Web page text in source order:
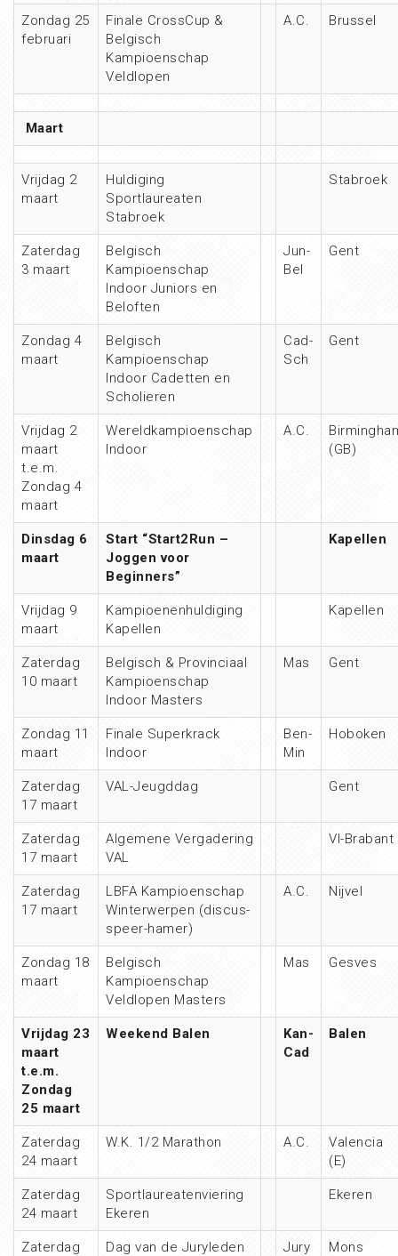
Zondag 25
februari
Finale CrossCup &
Belgisch
Kampioenschap
Veldlopen
A.C. Brussel
Maart
Vrijdag 2
maart
Huldiging
Sportlaureaten
Stabroek
Stabroek
Zaterdag
3 maart
Belgisch
Kampioenschap
Indoor Juniors en
Beloften
Jun-
Bel
Gent
Zondag 4
maart
Belgisch
Kampioenschap
Indoor Cadetten en
Scholieren
Cad-
Sch
Gent
Vrijdag 2
maart
t.e.m.
Zondag 4
maart
Wereldkampioenschap
Indoor
A.C.
(GB)
Dinsdag 6
maart
Start “Start2Run –
Joggen voor
Beginners”
Kapellen
Vrijdag 9
maart
Kampioenenhuldiging
Kapellen
Kapellen
Zaterdag
10 maart
Belgisch & Provinciaal
Kampioenschap
Indoor Masters
Mas Gent
Zondag 11
maart
Finale Superkrack
Indoor
Ben-
Min
Hoboken
Zaterdag
17 maart
VAL-Jeugddag Gent
Zaterdag
17 maart
Algemene Vergadering
VAL
Vl-Brabant
Zaterdag
17 maart
LBFA Kampioenschap
Winterwerpen (discus-
speer-hamer)
A.C. Nijvel
Zondag 18
maart
Belgisch
Kampioenschap
Veldlopen Masters
Mas Gesves
Vrijdag 23
maart
t.e.m.
Zondag
25 maart
Weekend Balen
Kan-
Cad
Balen
Zaterdag
24 maart
W.K. 1/2 Marathon A.C.
Valencia
(E)
Zaterdag
24 maart
Sportlaureatenviering
Ekeren
Ekeren
Zaterdag
Dag van de Juryleden Jury Mons